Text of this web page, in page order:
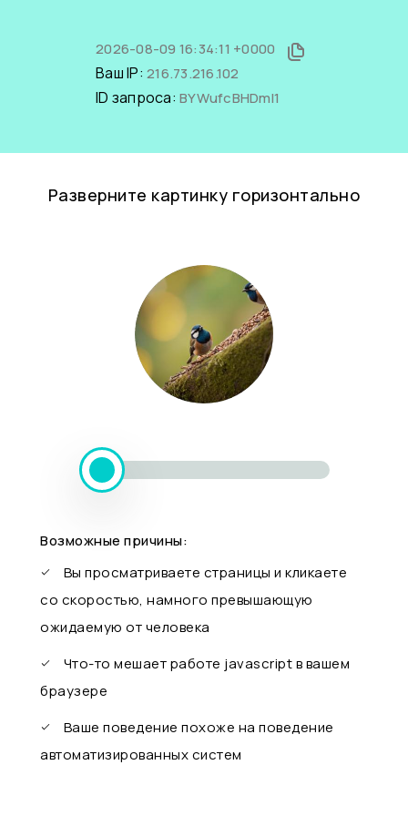
2026-08-09 16:34:11 +0000
Ваш IP: 216.73.216.102
ID запроса: BYWufcBHDmI1
Разверните картинку горизонтально
Возможные причины:
Вы просматриваете страницы и кликаете
со скоростью, намного превышающую
ожидаемую от человека
Что-то мешает работе javascript в вашем
браузере
Ваше поведение похоже на поведение
автоматизированных систем